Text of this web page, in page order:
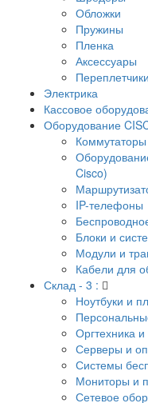
Обложки
Пружины
Пленка
Аксессуары
Переплетчики
Электрика
Кассовое
Оборудование
Коммутаторы
Cisco)
IP-телефоны
Блоки и
Модули и
Кабели для
Склад - 3 :
Ноутбуки и
Оргтехника
Серверы и
Системы
Мониторы и
Сетевое